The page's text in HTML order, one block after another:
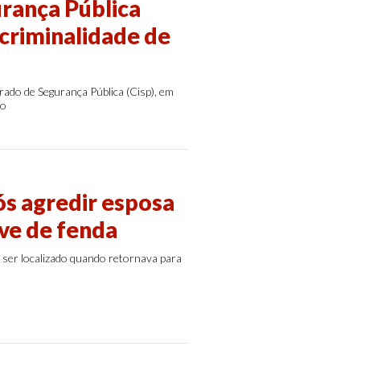
Pública
de
de Segurança Pública (Cisp), em
agredir esposa
de fenda
localizado quando retornava para